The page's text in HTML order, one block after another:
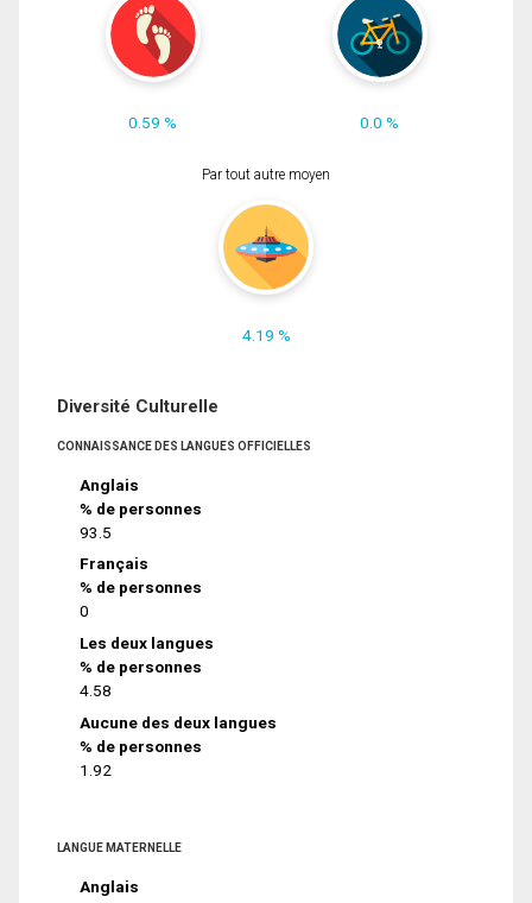
0.59 % 0.0 %
Par tout autre moyen
4.19 %
Diversité Culturelle
CONNAISSANCE DES LANGUES OFFICIELLES
Anglais
% de personnes
93.5
Français
% de personnes
0
Les deux langues
% de personnes
4.58
Aucune des deux langues
% de personnes
1.92
LANGUE MATERNELLE
Anglais